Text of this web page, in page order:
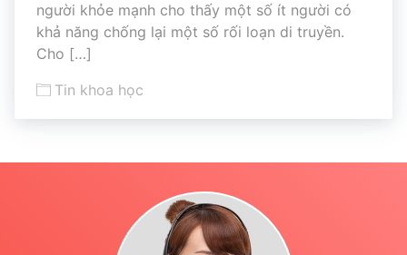
người khỏe mạnh cho thấy một số ít người có
khả năng chống lại một số rối loạn di truyền.
Cho […]
Tin khoa học